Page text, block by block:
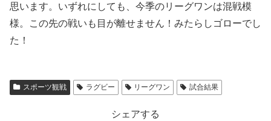
思います。いずれにしても、今季のリーグワンは混戦模
様。この先の戦いも目が離せません！みたらしゴローでし
た！
スポーツ観戦 ラグビー リーグワン 試合結果
シェアする